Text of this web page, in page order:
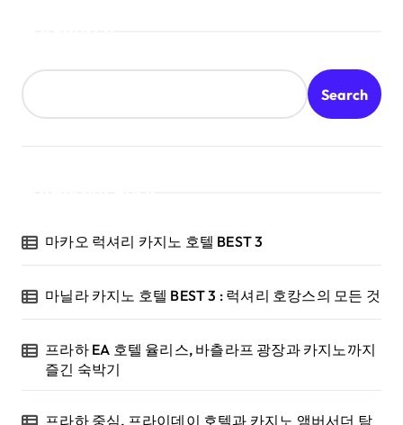
Search
마카오 럭셔리 카지노 호텔 BEST 3
마닐라 카지노 호텔 BEST 3 : 럭셔리 호캉스의 모든 것
프라하 EA 호텔 율리스, 바츨라프 광장과 카지노까지
즐긴 숙박기
프라하 중심, 프라이데이 호텔과 카지노 앰버서더 탐